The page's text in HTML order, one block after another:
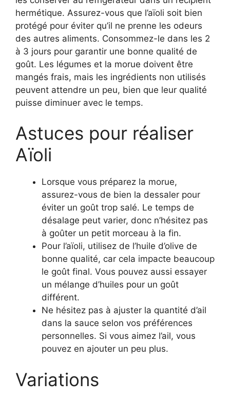
hermétique. Assurez-vous que l’aïoli soit bien
protégé pour éviter qu’il ne prenne les odeurs
des autres aliments. Consommez-le dans les 2
à 3 jours pour garantir une bonne qualité de
goût. Les légumes et la morue doivent être
mangés frais, mais les ingrédients non utilisés
peuvent attendre un peu, bien que leur qualité
puisse diminuer avec le temps.
Astuces pour réaliser
Aïoli
Lorsque vous préparez la morue,
assurez-vous de bien la dessaler pour
éviter un goût trop salé. Le temps de
désalage peut varier, donc n’hésitez pas
à goûter un petit morceau à la fin.
Pour l’aïoli, utilisez de l’huile d’olive de
bonne qualité, car cela impacte beaucoup
le goût final. Vous pouvez aussi essayer
un mélange d’huiles pour un goût
différent.
Ne hésitez pas à ajuster la quantité d’ail
dans la sauce selon vos préférences
personnelles. Si vous aimez l’ail, vous
pouvez en ajouter un peu plus.
Variations